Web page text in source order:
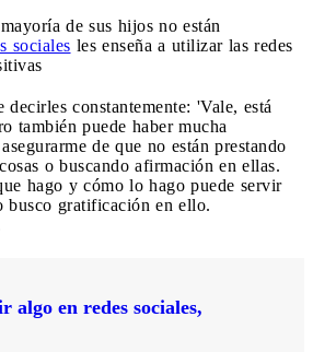
de sus hijos no están
sociales les enseña a utilizar las redes
decirles constantemente: 'Vale, está
también puede haber mucha
de que no están prestando
o buscando afirmación en ellas.
hago y cómo lo hago puede servir
busco gratificación en ello.
algo en redes sociales,